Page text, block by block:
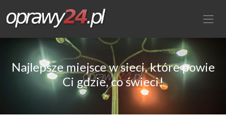
Najlepsze miejsce w sieci, które powie
Ci gdzie, co świeci!